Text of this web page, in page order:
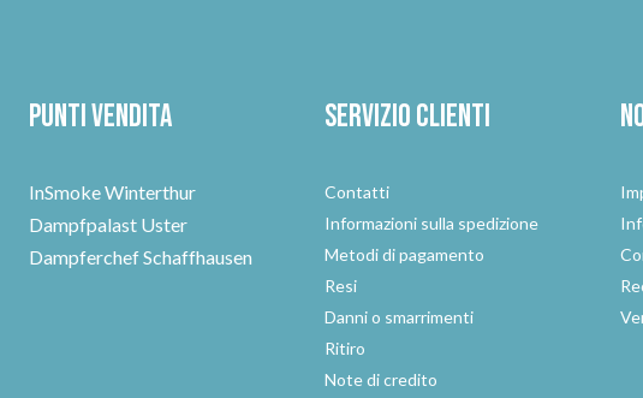
Punti vendita
InSmoke Winterthur
Dampfpalast Uster
Dampferchef Schaffhausen
Servizio clienti
Contatti
Informazioni sulla spedizione
Metodi di pagamento
Resi
Danni o smarrimenti
Ritiro
Note di credito